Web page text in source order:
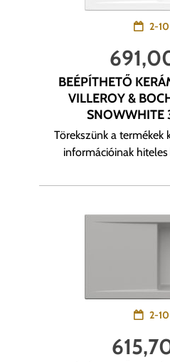
2-
BEÉPÍTHETŐ
VILLEROY &
Törekszünk a termékek
információinak hiteles
2-